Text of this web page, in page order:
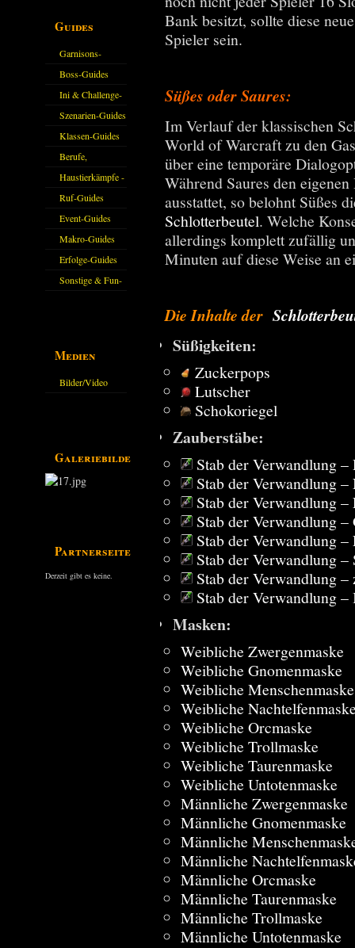
Guides
Garnisons-
Guides
Boss-Guides
Ini & Challenge-
Guides
Szenarien-Guides
Klassen-Guides
Berufe,
Farmkarten und
Haustiere
Haustierkämpfe -
Guide
Ruf-Guides
Event-Guides
Makro-Guides
Erfolge-Guides
Sonstige & Fun-
Medien
Bilder/Video
Galeriebilder
Partnerseiten
Derzeit gibt es keine.
Bank besitzt, sollte diese
Spieler sein.
Süßes oder Saures:
Im Verlauf der klassischen
World of Warcraft zu den
über eine temporäre
Während Saures den
ausstattet, so belohnt Süßes
Schlotterbeutel. Welche
allerdings komplett zufällig
Minuten auf diese Weise an
Die Inhalte der
Süßigkeiten:
Zuckerpops
Lutscher
Schokoriegel
Zauberstäbe:
Stab der Verwandlung –
Stab der Verwandlung –
Stab der Verwandlung –
Stab der Verwandlung –
Stab der Verwandlung –
Stab der Verwandlung –
Stab der Verwandlung
Stab der Verwandlung
Masken:
Weibliche Zwergenmaske
Weibliche Gnomenmaske
Weibliche Menschenmaske
Weibliche
Weibliche Orcmaske
Weibliche Trollmaske
Weibliche Taurenmaske
Weibliche Untotenmaske
Männliche Zwergenmaske
Männliche Gnomenmaske
Männliche
Männliche
Männliche Orcmaske
Männliche Taurenmaske
Männliche Trollmaske
Männliche Untotenmaske